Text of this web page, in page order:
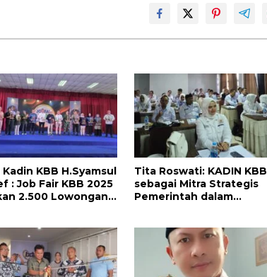
KBB H.Syamsul
: Job Fair KBB 2025
2.500 Lowongan
Tita Roswati: KADIN KBB
sebagai Mitra Strategis
Pemerintah dalam